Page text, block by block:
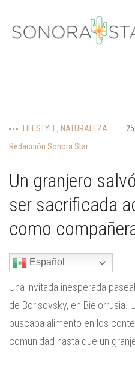
LIFESTYLE, NATURALEZA
Redacción Sonora Star
Un granjero
ser sacrificada
como
Español
Una invitada inesperada
de Borisovsky, en Bielorrusia.
buscaba alimento en los
comunidad hasta que un